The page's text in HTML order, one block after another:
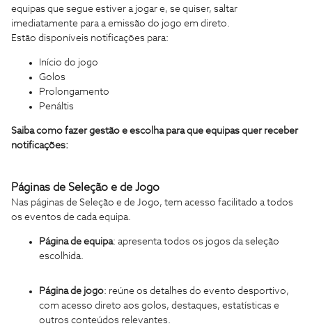
equipas que segue estiver a jogar e, se quiser, saltar
imediatamente para a emissão do jogo em direto.
Estão disponíveis notificações para:
Início do jogo
Golos
Prolongamento
Penáltis
Saiba como fazer gestão e escolha para que equipas quer receber
notificações:
Páginas de Seleção e de Jogo
Nas páginas de Seleção e de Jogo, tem acesso facilitado a todos
os eventos de cada equipa.
Página de equipa: apresenta todos os jogos da seleção
escolhida.
Página de jogo: reúne os detalhes do evento desportivo,
com acesso direto aos golos, destaques, estatísticas e
outros conteúdos relevantes.